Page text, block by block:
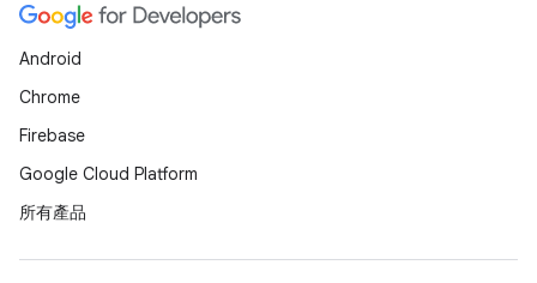
Android
Chrome
Firebase
Google Cloud Platform
所有產品